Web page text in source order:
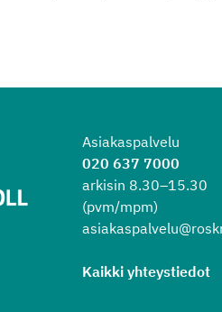
Asiakaspalvelu
020 637 7000
arkisin 8.30–15.30
(pvm/mpm)
Kaikki yhteystiedot